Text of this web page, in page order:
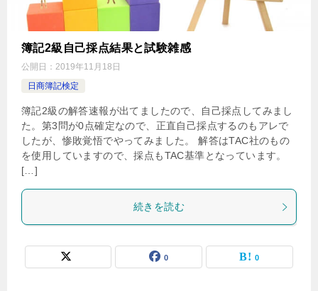
簿記2級自己採点結果と試験雑感
公開日： 2019年11月18日
日商簿記検定
簿記2級の解答速報が出てましたので、自己採点してみまし
た。第3問が0点確定なので、正直自己採点するのもアレで
したが、惨敗覚悟でやってみました。 解答はTAC社のもの
を使用していますので、採点もTAC基準となっています。
[…]
続きを読む
0 0